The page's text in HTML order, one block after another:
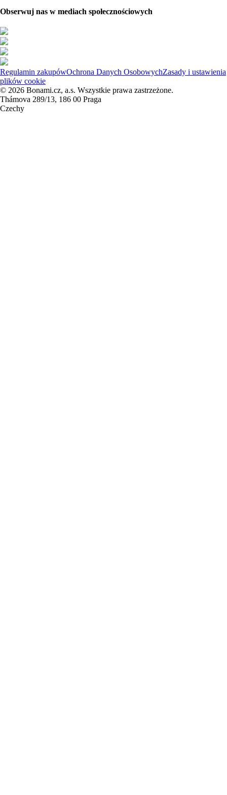
Obserwuj nas w mediach społecznościowych
Regulamin zakupówOchrona Danych OsobowychZasady i ustawienia
plików cookie
© 2026 Bonami.cz, a.s. Wszystkie prawa zastrzeżone.
Thámova 289/13, 186 00 Praga
Czechy